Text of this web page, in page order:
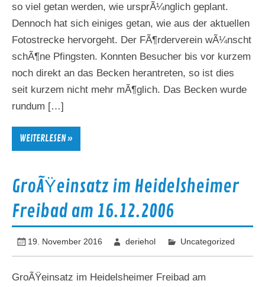
so viel getan werden, wie ursprÃ¼nglich geplant.
Dennoch hat sich einiges getan, wie aus der aktuellen
Fotostrecke hervorgeht. Der FÃ¶rderverein wÃ¼nscht
schÃ¶ne Pfingsten. Konnten Besucher bis vor kurzem
noch direkt an das Becken herantreten, so ist dies
seit kurzem nicht mehr mÃ¶glich. Das Becken wurde
rundum […]
WEITERLESEN »
GroÃŸeinsatz im Heidelsheimer
Freibad am 16.12.2006
19. November 2016 deriehol Uncategorized
GroÃŸeinsatz im Heidelsheimer Freibad am